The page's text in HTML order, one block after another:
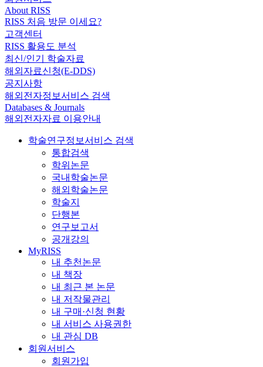
About RISS
RISS 처음 방문 이세요?
고객센터
RISS 활용도 분석
최신/인기 학술자료
해외자료신청(E-DDS)
공지사항
해외전자정보서비스 검색
Databases & Journals
해외전자자료 이용안내
학술연구정보서비스 검색
통합검색
학위논문
국내학술논문
해외학술논문
학술지
단행본
연구보고서
공개강의
MyRISS
내 추천논문
내 책장
내 최근 본 논문
내 저작물관리
내 구매·신청 현황
내 서비스 사용권한
내 관심 DB
회원서비스
회원가입